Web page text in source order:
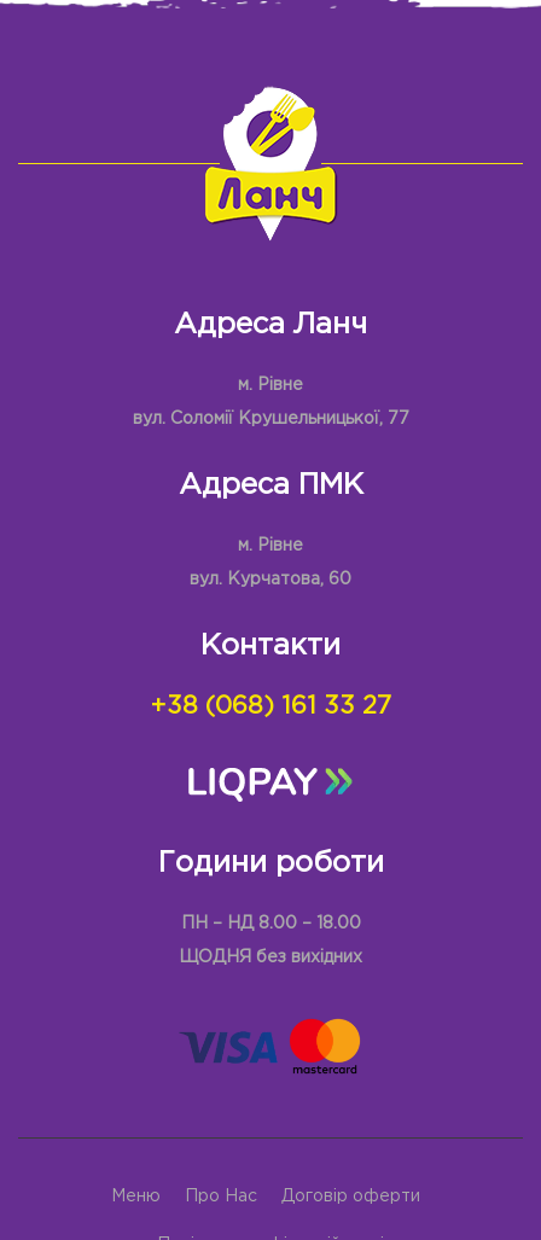
Адреса Ланч
м. Рівне
вул. Соломії Крушельницької, 77
Адреса ПМК
м. Рівне
вул. Курчатова, 60
Контакти
+38 (068) 161 33 27
Години роботи
ПН – НД 8.00 – 18.00
ЩОДНЯ без вихідних
Меню Про Нас Договір оферти